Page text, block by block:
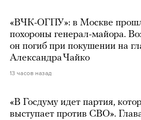
«ВЧК-ОГПУ»: в Москве
похороны генерал-майора.
он погиб при покушении на
Александра Чайко
13 часов назад
«В Госдуму идет партия,
выступает против СВО».